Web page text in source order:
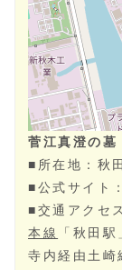
菅江真澄の墓
■所在地：秋
■公式サイト：
■交通アクセ
本線
「秋田
寺内経由土崎